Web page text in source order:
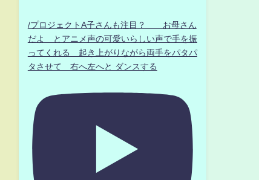
/プロジェクトA子さんも注目？ お母さん
だよ とアニメ声の可愛いらしい声で手を振
ってくれる 起き上がりながら両手をパタパ
タさせて 右へ左へと ダンスする